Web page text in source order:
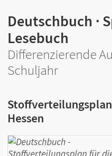
Deutschbuch ·
Lesebuch
Differenzierende
Schuljahr
Hessen